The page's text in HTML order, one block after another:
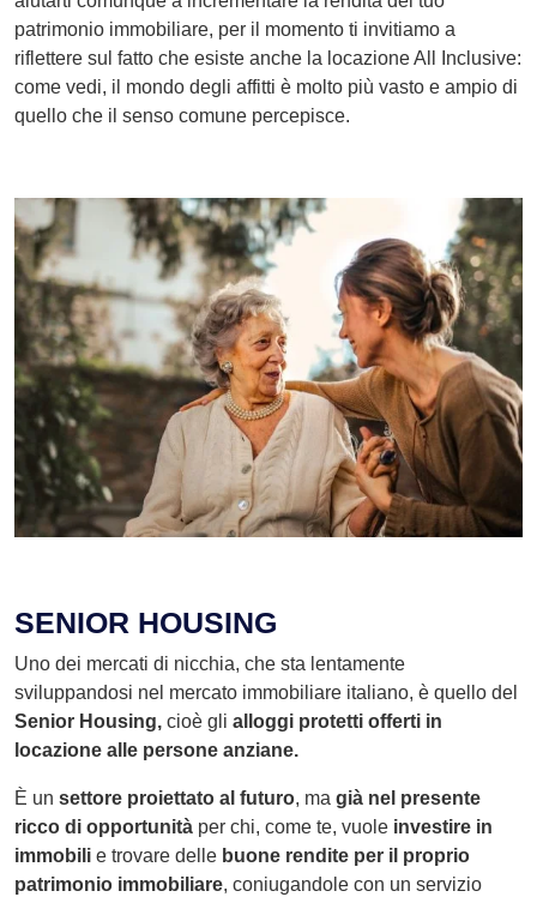
patrimonio immobiliare, per il momento ti invitiamo a
riflettere sul fatto che esiste anche la locazione All Inclusive:
come vedi, il mondo degli affitti è molto più vasto e ampio di
quello che il senso comune percepisce.
SENIOR HOUSING
Uno dei mercati di nicchia, che sta lentamente
sviluppandosi nel mercato immobiliare italiano, è quello del
Senior Housing, cioè gli alloggi protetti offerti in
locazione alle persone anziane.
È un settore proiettato al futuro, ma già nel presente
ricco di opportunità per chi, come te, vuole investire in
immobili e trovare delle buone rendite per il proprio
patrimonio immobiliare, coniugandole con un servizio